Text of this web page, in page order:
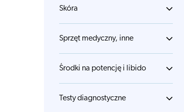
Skóra
Sprzęt medyczny, inne
Środki na potencję i libido
Testy diagnostyczne